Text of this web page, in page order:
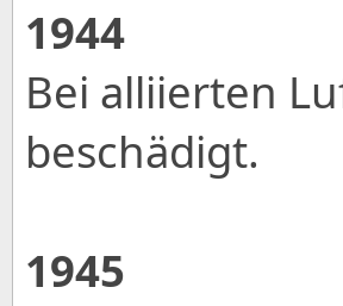
1944
Bei alliierten
beschädigt.
1945